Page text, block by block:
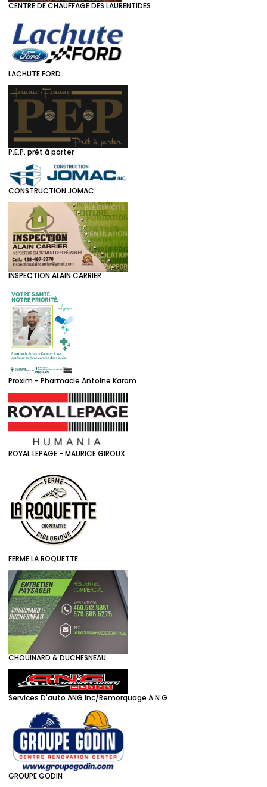
CENTRE DE CHAUFFAGE DES LAURENTIDES
LACHUTE FORD
P.E.P. prêt à porter
CONSTRUCTION JOMAC
INSPECTION ALAIN CARRIER
Proxim - Pharmacie Antoine Karam
ROYAL LEPAGE - MAURICE GIROUX
FERME LA ROQUETTE
CHOUINARD & DUCHESNEAU
Services D'auto ANG Inc/Remorquage A.N.G
GROUPE GODIN